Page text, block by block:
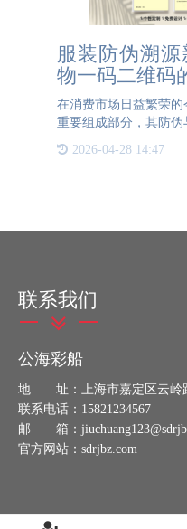
服装防伪溯
物一码二维码
在消费市场日益繁荣
重要组成部分，其防
费者共同关注的焦点。
杂原料配方的产品，
2026-04-28 14:47
联系我们
公海彩船
地 址：上海市嘉定区云岭
联系电话：15821234567
邮 箱：
官方网站：sdrjbz.com